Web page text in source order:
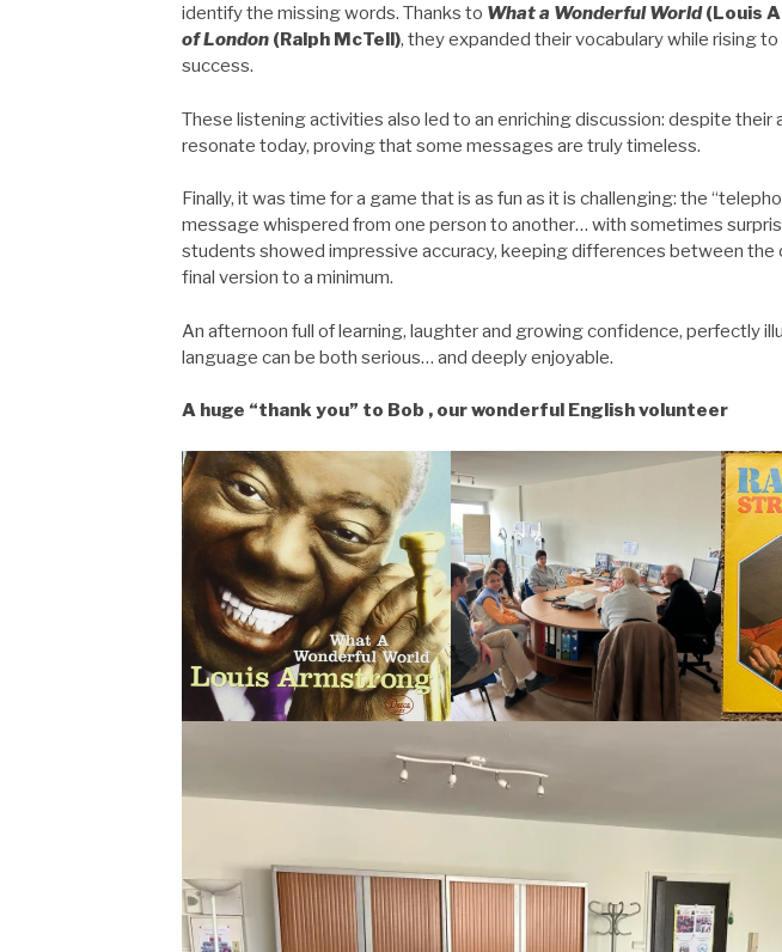
identify the missing words. Thanks to What a Wonderful World(Louis
of London (Ralph McTell), they expanded their vocabulary while rising
success.
These listening activities also led to an enriching discussion: despite their
resonate today, proving that some messages are truly timeless.
Finally, it was time for a game that is as fun as it is challenging: the
message whispered from one person to another… with sometimes
students showed impressive accuracy, keeping differences between the
final version to a minimum.
An afternoon full of learning, laughter and growing confidence, perfectly
language can be both serious… and deeply enjoyable.
A huge “thank you” to Bob , our wonderful English volunteer